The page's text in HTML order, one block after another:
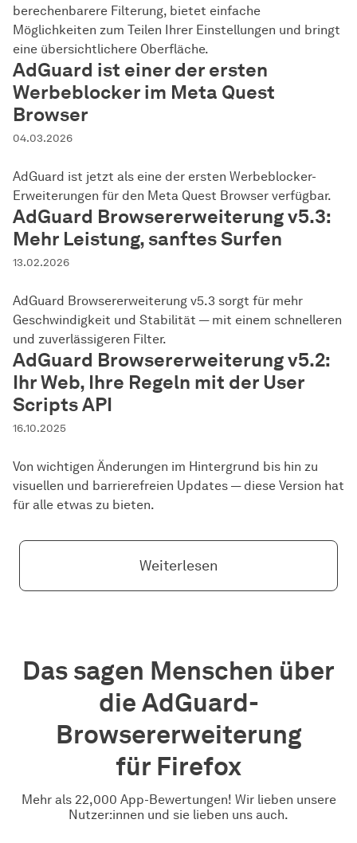
berechenbarere Filterung, bietet einfache
Möglichkeiten zum Teilen Ihrer Einstellungen und bringt
eine übersichtlichere Oberfläche.
AdGuard ist einer der ersten
Werbeblocker im Meta Quest
Browser
04.03.2026
AdGuard ist jetzt als eine der ersten Werbeblocker-
Erweiterungen für den Meta Quest Browser verfügbar.
AdGuard Browsererweiterung v5.3:
Mehr Leistung, sanftes Surfen
13.02.2026
AdGuard Browsererweiterung v5.3 sorgt für mehr
Geschwindigkeit und Stabilität — mit einem schnelleren
und zuverlässigeren Filter.
AdGuard Browsererweiterung v5.2:
Ihr Web, Ihre Regeln mit der User
Scripts API
16.10.2025
Von wichtigen Änderungen im Hintergrund bis hin zu
visuellen und barrierefreien Updates — diese Version hat
für alle etwas zu bieten.
Weiterlesen
Das sagen Menschen über
die AdGuard-
Browsererweiterung
für Firefox
Mehr als 22,000 App-Bewertungen! Wir lieben unsere
Nutzer:innen und sie lieben uns auch.